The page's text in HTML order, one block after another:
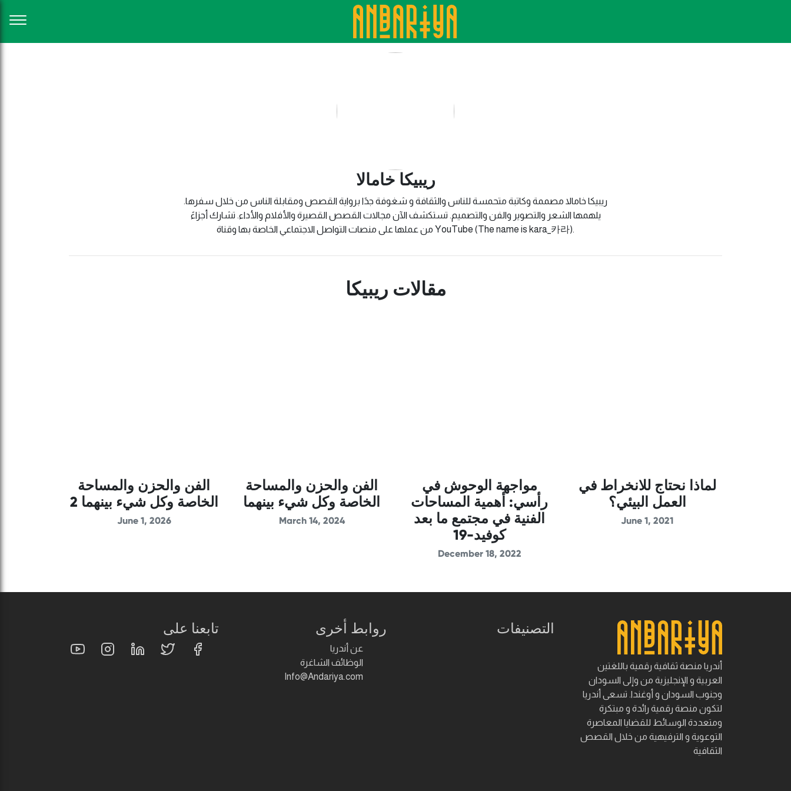
ريبيكا خامالا
ريبيكا خامالا مصممة وكاتبة متحمسة للناس والثقافة و شغوفة جدًا برواية القصص ومقابلة الناس من خلال سفرها.
يلهمها الشعر والتصوير والفن والتصميم. تستكشف الآن مجالات القصص القصيرة والأفلام والأداء. تشارك أجزاءً
من عملها على منصات التواصل الاجتماعي الخاصة بها وقناة YouTube (The name is kara_카라).
مقالات ريبيكا
الفن والحزن والمساحة
الخاصة وكل شيء بينهما 2
June 1, 2026
الفن والحزن والمساحة
الخاصة وكل شيء بينهما
March 14, 2024
مواجهة الوحوش في
رأسي: أهمية المساحات
الفنية في مجتمع ما بعد
كوفيد-19
December 18, 2022
لماذا نحتاج للانخراط في
العمل البيئي؟
June 1, 2021
أندريا منصة ثقافية رقمية باللغتين
العربية و الإنجليزية من وإلى السودان
وجنوب السودان و أوغندا. تسعى أندريا
لتكون منصة رقمية رائدة و مبتكرة
ومتعددة الوسائط للقضايا المعاصرة
التوعوية و الترفيهية من خلال القصص
الثقافية
التصنيفات روابط أخرى
عن أندريا
الوظائف الشاغرة
Info@Andariya.com
تابعنا على